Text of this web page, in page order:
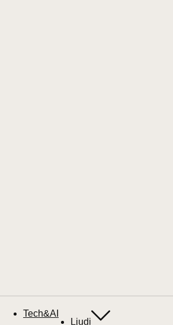
Tech&AI
Ljudi